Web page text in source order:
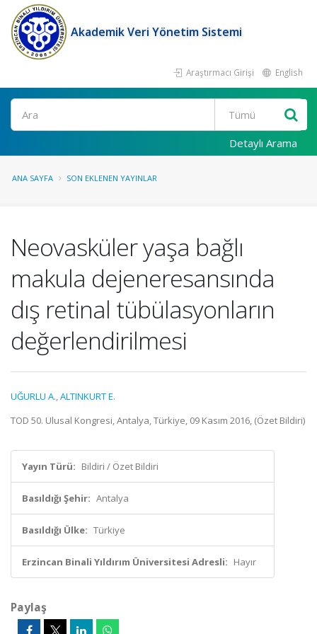
Akademik Veri Yönetim Sistemi
Araştırmacı Girişi English
Ara
Detaylı Arama
ANA SAYFA SON EKLENEN YAYINLAR
Neovasküler yaşa bağlı
makula dejeneresansında
dış retinal tübülasyonların
değerlendirilmesi
UĞURLU A.,ALTINKURT E.
TOD 50. Ulusal Kongresi, Antalya, Türkiye, 09 Kasım 2016, (Özet Bildiri)
Yayın Türü: Bildiri / Özet Bildiri
Basıldığı Şehir: Antalya
Basıldığı Ülke: Türkiye
Erzincan Binali Yıldırım Üniversitesi Adresli: Hayır
Paylaş